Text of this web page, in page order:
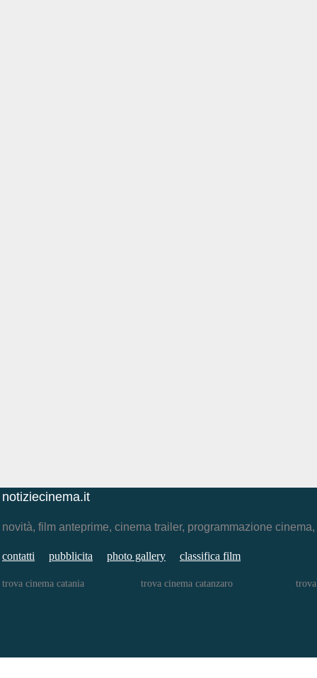
notiziecinema.it
novità, film anteprime, cinema trailer, programmazione
contatti pubblicita photo gallery classifica film
trova cinema catania trova cinema catanzaro